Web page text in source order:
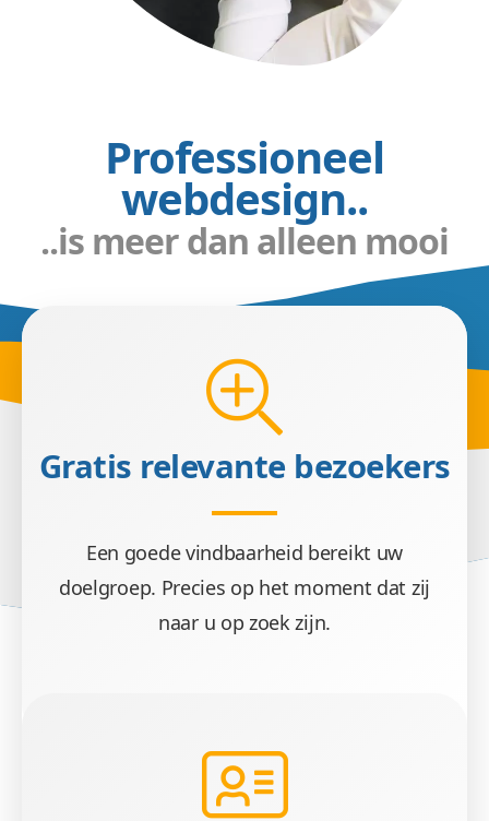
Professioneel
webdesign..
..is meer dan alleen mooi
Gratis relevante bezoekers
Een goede vindbaarheid bereikt uw
doelgroep. Precies op het moment dat zij
naar u op zoek zijn.